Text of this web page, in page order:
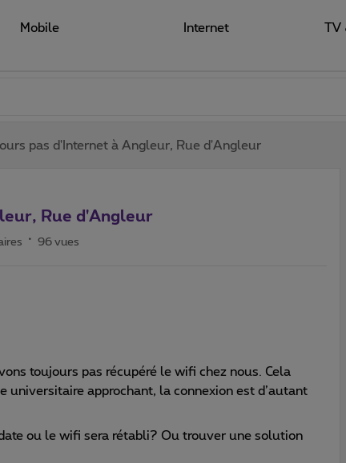
Mobile Internet TV
pas d'Internet à Angleur, Rue d'Angleur
Rue d'Angleur
96 vues
toujours pas récupéré le wifi chez nous. Cela
universitaire approchant, la connexion est d’autant
ou le wifi sera rétabli? Ou trouver une solution